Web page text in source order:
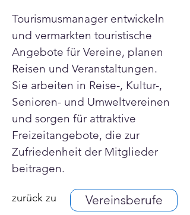
Tourismusmanager entwickeln
und vermarkten touristische
Angebote für Vereine, planen
Reisen und Veranstaltungen.
Sie arbeiten in Reise-, Kultur-,
Senioren- und Umweltvereinen
und sorgen für attraktive
Freizeitangebote, die zur
Zufriedenheit der Mitglieder
beitragen.
zurück zu Vereinsberufe